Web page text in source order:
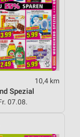
10,4 km
Spezial
07.08.